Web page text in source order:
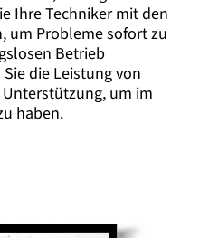
Ihre Techniker mit den
um Probleme sofort zu
Betrieb
die Leistung von
um im
haben.